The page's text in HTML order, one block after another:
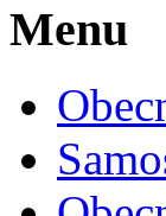
Menu